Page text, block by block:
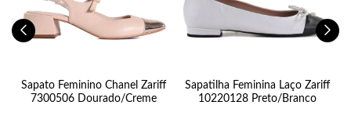
Sapato Feminino Chanel Zariff
7300506 Dourado/Creme
Sapatilha Feminina Laço Zariff
10220128 Preto/Branco